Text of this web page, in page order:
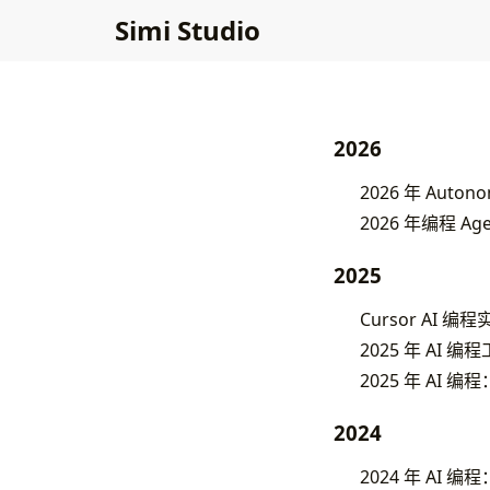
Simi Studio
2026
2026 年
2026 年编程
2025
Cursor AI 编程
2025 年 AI 编程
2025 年 AI 编程
2024
2024 年 AI 编程